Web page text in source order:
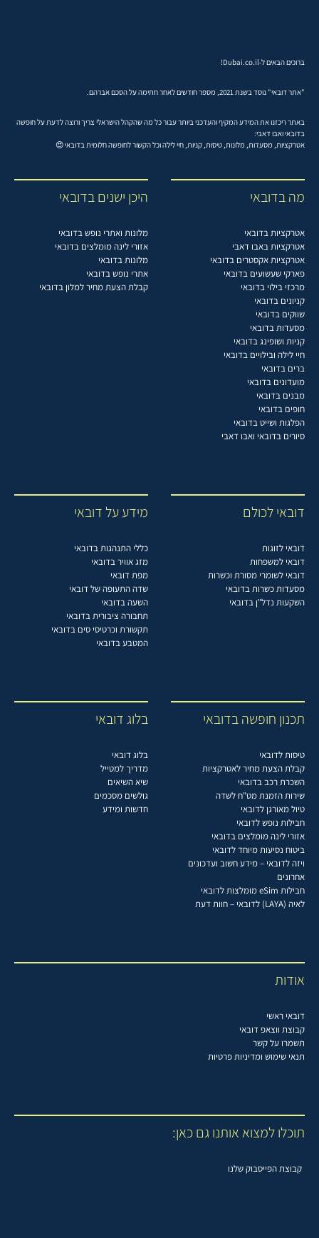
ברוכים הבאים ל-Dubai.co.il!
"אתר דובאי" נוסד בשנת 2021, מספר חודשים לאחר חתימה על הסכם אברהם.
באתר ריכזנו את המידע המקיף והעדכני ביותר עבור כל מה שהקהל הישראלי צריך ורוצה לדעת על חופשה
בדובאי ואבו דאבי:
אטרקציות, מסעדות, מלונות, טיסות, קניות, חיי לילה וכל הקשור לחופשה חלומית בדובאי 😍
מה בדובאי
אטרקציות בדובאי
אטרקציות באבו דאבי
אטרקציות אקסטרים בדובאי
פארקי שעשועים בדובאי
מרכזי בילוי בדובאי
קניונים בדובאי
שווקים בדובאי
מסעדות בדובאי
קניות ושופינג בדובאי
חיי לילה ובילויים בדובאי
ברים בדובאי
מועדונים בדובאי
מבנים בדובאי
חופים בדובאי
הפלגות ושייט בדובאי
סיורים בדובאי ואבו דאבי
היכן ישנים בדובאי
מלונות ואתרי נופש בדובאי
אזורי לינה מומלצים בדובאי
מלונות בדובאי
אתרי נופש בדובאי
קבלת הצעת מחיר למלון בדובאי
דובאי לכולם
דובאי לזוגות
דובאי למשפחות
דובאי לשומרי מסורת וכשרות
מסעדות כשרות בדובאי
השקעות נדל"ן בדובאי
מידע על דובאי
כללי התנהגות בדובאי
מזג אוויר בדובאי
מפת דובאי
שדה התעופה של דובאי
השעה בדובאי
תחבורה ציבורית בדובאי
תקשורת וכרטיסי סים בדובאי
המטבע בדובאי
תכנון חופשה בדובאי
טיסות לדובאי
קבלת הצעת מחיר לאטרקציות
השכרת רכב בדובאי
שירות הזמנת מט"ח לשדה
טיול מאורגן לדובאי
חבילות נופש לדובאי
אזורי לינה מומלצים בדובאי
ביטוח נסיעות מיוחד לדובאי
ויזה לדובאי – מידע חשוב ועדכונים
אחרונים
חבילות eSim מומלצות לדובאי
לאיה (LAYA) לדובאי – חוות דעת
בלוג דובאי
בלוג דובאי
מדריך למטייל
שיא השיאים
גולשים מסכמים
חדשות ומידע
אודות
דובאי ראשי
קבוצת ווצאפ דובאי
תשמרו על קשר
תנאי שימוש ומדיניות פרטיות
תוכלו למצוא אותנו גם כאן:
קבוצת הפייסבוק שלנו